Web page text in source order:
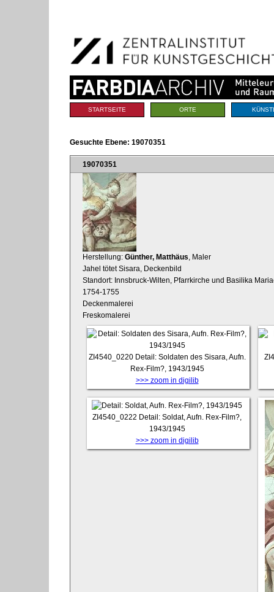
Navigation
Sektionen
STARTSEITE ORTE
Gesuchte Ebene: 19070351
19070351
Herstellung: Günther, Matthäus , Maler
Jahel tötet Sisara, Deckenbild
Standort: Innsbruck-Wilten, Pfarrkirche und Basilika
1754-1755
Deckenmalerei
Freskomalerei
ZI4540_0220 Detail: Soldaten des Sisara, Aufn.
Rex-Film?, 1943/1945
>>> zoom in digilib
ZI4540_0222 Detail: Soldat, Aufn. Rex-Film?,
1943/1945
>>> zoom in digilib